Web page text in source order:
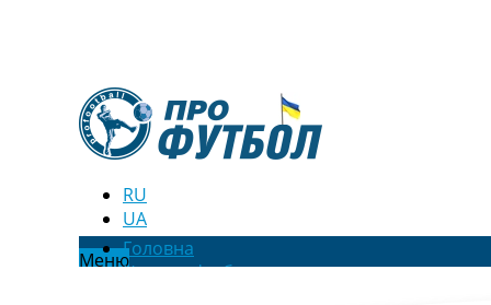
RU
UA
МенюГоловна
Новини футболу